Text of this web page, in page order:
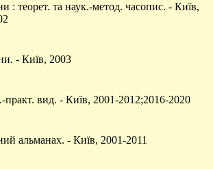
: теорет. та наук.-метод. часопис. - Київ,
- Київ, 2003
вид. - Київ, 2001-2012;2016-2020
альманах. - Київ, 2001-2011